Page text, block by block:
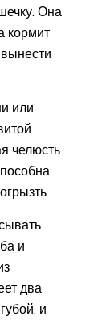
Она
кормит
или
челюсть
и
два
и